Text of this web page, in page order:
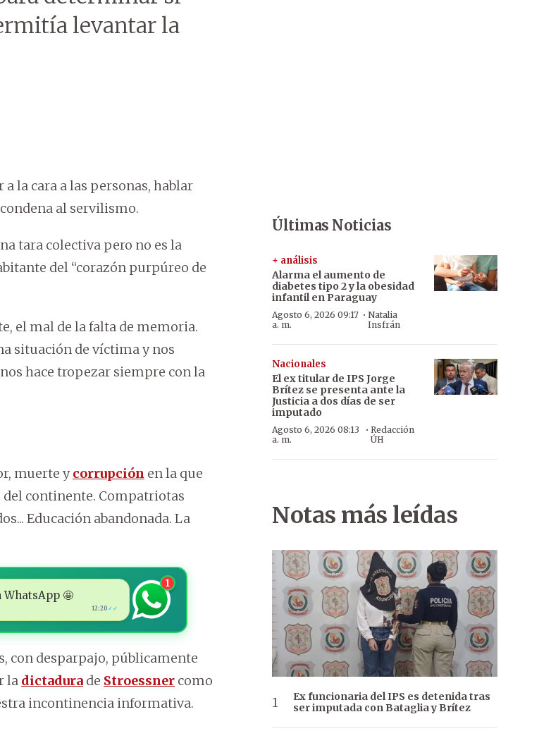
levantar la
la cara a las personas, hablar
al servilismo.
tara colectiva pero no es la
del “corazón purpúreo de
el mal de la falta de memoria.
situación de víctima y nos
hace tropezar siempre con la
muerte ycorrupción en la que
del continente. Compatriotas
Educación abandonada. La
🤩
12:20 ✓✓
1
con desparpajo, públicamente
la dictadura de Stroessner como
incontinencia informativa.
Últimas Noticias
+ análisis
Alarma el aumento de
diabetes tipo 2 y la obesidad
infantil en Paraguay
Agosto 6, 2026 09:17
a. m.
· Natalia
Insfrán
Nacionales
El ex titular de IPS Jorge
Brítez se presenta ante la
Justicia a dos días de ser
imputado
Agosto 6, 2026 08:13
a. m.
· Redacción
ÚH
Notas más leídas
Ex funcionaria del IPS es detenida tras
ser imputada con Bataglia y Brítez